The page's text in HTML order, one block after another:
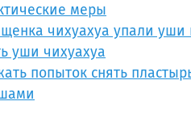
меры
чихуахуа упали уши
уши чихуахуа
попыток снять